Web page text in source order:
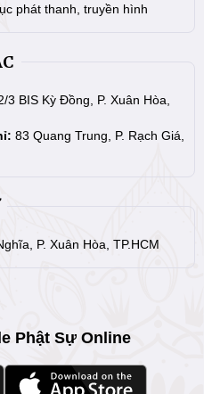
phát thanh, truyền hình
3 BIS Kỳ Đồng, P. Xuân Hòa,
83 Quang Trung, P. Rạch Giá,
P. Xuân Hòa, TP.HCM
Phật Sự Online